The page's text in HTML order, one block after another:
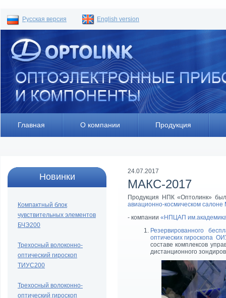
Русская версия English version
Главная О компании Продукция
Новинки
Компактный блок
чувствительных элементов
БЧЭ200
Трехосный волоконно-
оптический гироскоп
ТИУС200
Трехосный волоконно-
оптический гироскоп
24.07.2017
МАКС-2017
Продукция НПК «Оптолинк»
авиационно-космическом
- компании «НПЦАП
Резервированного
оптических гироскопа
составе комплексов
дистанционного